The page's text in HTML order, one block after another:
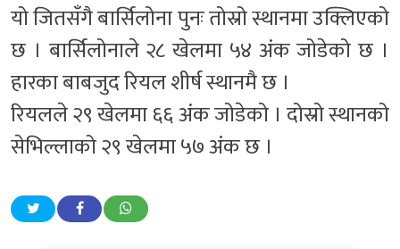
यो जितसँगै बार्सिलोना पुनः तोस्रो स्थानमा उक्लिएको
छ । बार्सिलोनाले २८ खेलमा ५४ अंक जोडेको छ ।
हारका बाबजुद रियल शीर्ष स्थानमै छ ।
रियलले २९ खेलमा ६६ अंक जोडेको । दोस्रो स्थानको
सेभिल्लाको २९ खेलमा ५७ अंक छ ।